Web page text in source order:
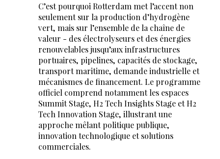
C’est pourquoi Rotterdam met l’accent non
seulement sur la production d’hydrogène
vert, mais sur l’ensemble de la chaîne de
valeur - des électrolyseurs et des énergies
renouvelables jusqu’aux infrastructures
portuaires, pipelines, capacités de stockage,
transport maritime, demande industrielle et
mécanismes de financement. Le programme
officiel comprend notamment les espaces
Summit Stage, H2 Tech Insights Stage et H2
Tech Innovation Stage, illustrant une
approche mêlant politique publique,
innovation technologique et solutions
commerciales.